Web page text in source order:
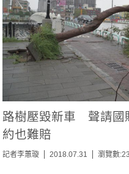
路樹壓毀新車 聲請
約也難賠
記者李蕙璇 2018.07.31 瀏覽數